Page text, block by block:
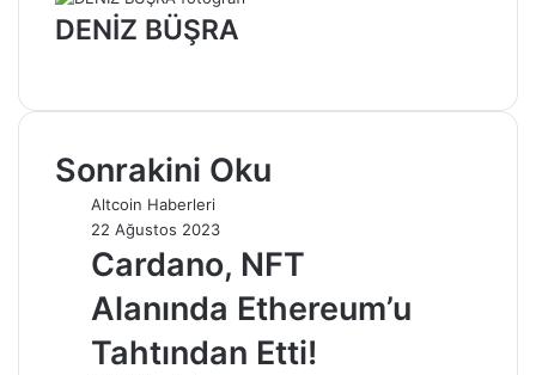
DENİZ BÜŞRA
Sonrakini Oku
Altcoin Haberleri
22 Ağustos 2023
Cardano, NFT
Alanında Ethereum’u
Tahtından Etti!